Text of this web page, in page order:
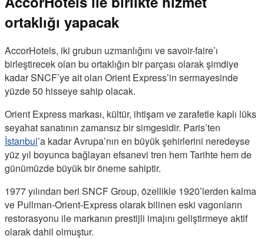
ortaklığı yapacak
AccorHotels, iki grubun uzmanlığını ve savoir-faire’ı
birleştirecek olan bu ortaklığın bir parçası olarak şimdiye
kadar SNCF’ye ait olan Orient Express’in sermayesinde
yüzde 50 hisseye sahip olacak.
Orient Express markası, kültür, ihtişam ve zarafetle kaplı lüks
seyahat sanatının zamansız bir simgesidir. Paris’ten
İstanbul’a kadar Avrupa’nın en büyük şehirlerini neredeyse
yüz yıl boyunca bağlayan efsanevi tren hem Tarihte hem de
günümüzde büyük bir öneme sahiptir.
1977 yılından beri SNCF Group, özellikle 1920’lerden kalma
ve Pullman-Orient-Express olarak bilinen eski vagonların
restorasyonu ile markanın prestijli imajını geliştirmeye aktif
olarak dahil olmuştur.